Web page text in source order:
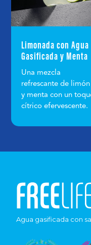
Limonada con Agua
Gasificada y Menta
Una mezcla
refrescante de limón
y menta con un
cítrico efervescente.
Agua gasificada con